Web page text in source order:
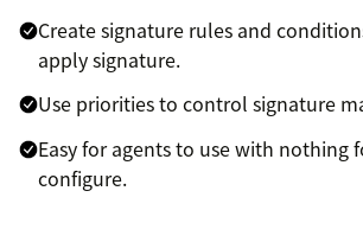
Create signature rules and
apply signature.
Use priorities to control signature
Easy for agents to use with nothing
configure.